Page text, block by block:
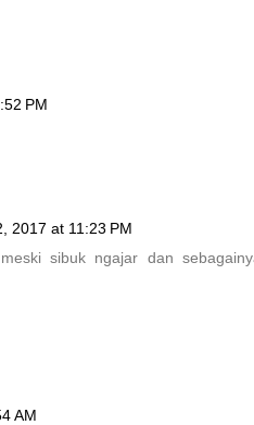
PM
2017 at 11:23 PM
sibuk ngajar dan
AM